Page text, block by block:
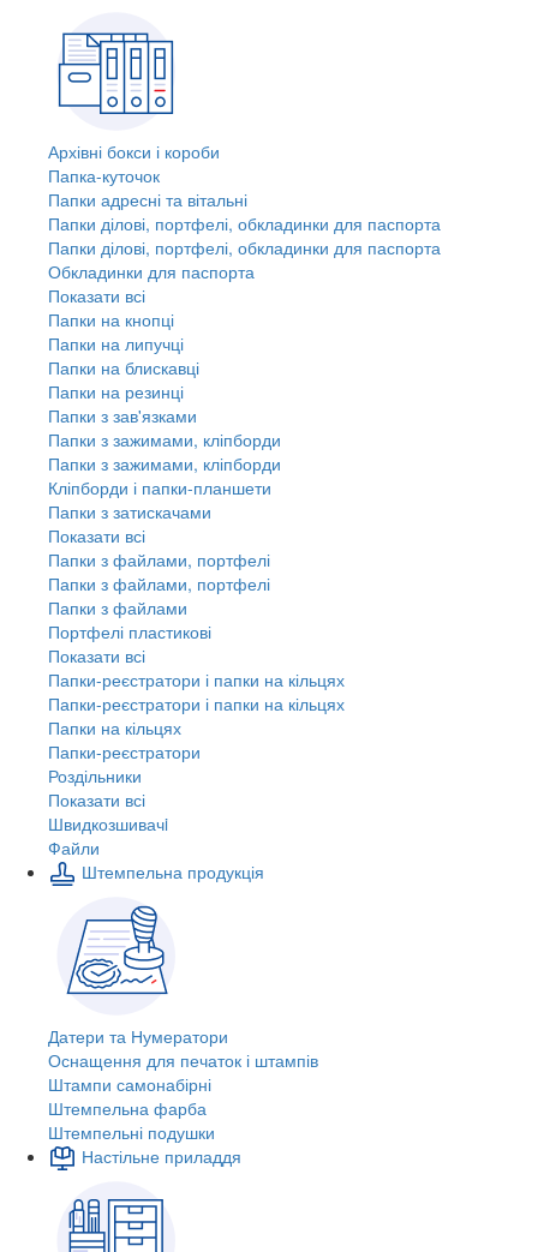
Архівні бокси і короби
Папка-куточок
Папки адресні та вітальні
Папки ділові, портфелі, обкладинки для паспорта
Папки ділові, портфелі, обкладинки для паспорта
Обкладинки для паспорта
Показати всі
Папки на кнопці
Папки на липучці
Папки на блискавці
Папки на резинці
Папки з зав'язками
Папки з зажимами, кліпборди
Папки з зажимами, кліпборди
Кліпборди і папки-планшети
Папки з затискачами
Показати всі
Папки з файлами, портфелі
Папки з файлами, портфелі
Папки з файлами
Портфелі пластикові
Показати всі
Папки-реєстратори і папки на кільцях
Папки-реєстратори і папки на кільцях
Папки на кільцях
Папки-реєстратори
Роздільники
Показати всі
Швидкозшивачi
Файли
Штемпельна продукція
Датери та Нумератори
Оснащення для печаток і штампів
Штампи самонабірні
Штемпельна фарба
Штемпельні подушки
Настільне приладдя